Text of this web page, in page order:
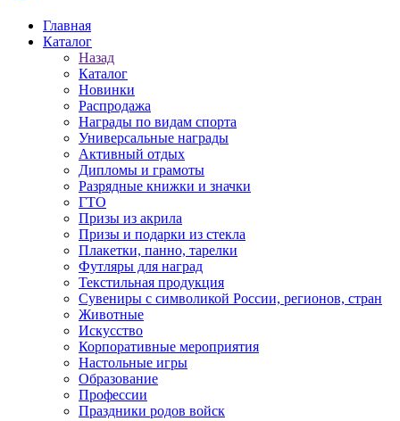
Главная
Каталог
Назад
Каталог
Новинки
Распродажа
Награды по видам спорта
Универсальные награды
Активный отдых
Дипломы и грамоты
Разрядные книжки и значки
ГТО
Призы из акрила
Призы и подарки из стекла
Плакетки, панно, тарелки
Футляры для наград
Текстильная продукция
Сувениры с символикой России, регионов, стран
Животные
Искусство
Корпоративные мероприятия
Настольные игры
Образование
Профессии
Праздники родов войск